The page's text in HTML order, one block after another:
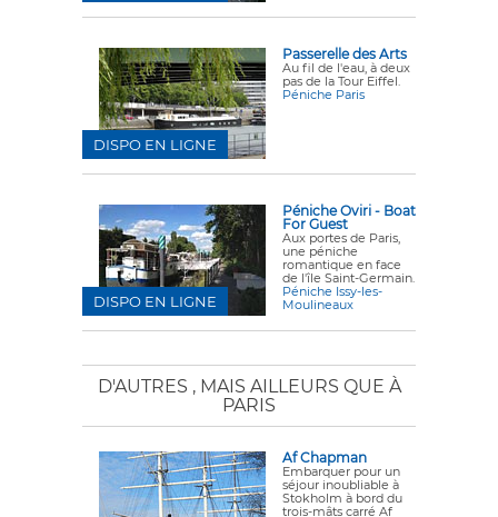
Passerelle des Arts
Au fil de l'eau, à deux
pas de la Tour Eiffel.
Péniche Paris
DISPO EN LIGNE
Péniche Oviri - Boat
For Guest
Aux portes de Paris,
une péniche
romantique en face
de l'île Saint-Germain.
Péniche Issy-les-
Moulineaux
DISPO EN LIGNE
D'AUTRES , MAIS AILLEURS QUE À
PARIS
Af Chapman
Embarquer pour un
séjour inoubliable à
Stokholm à bord du
trois-mâts carré Af